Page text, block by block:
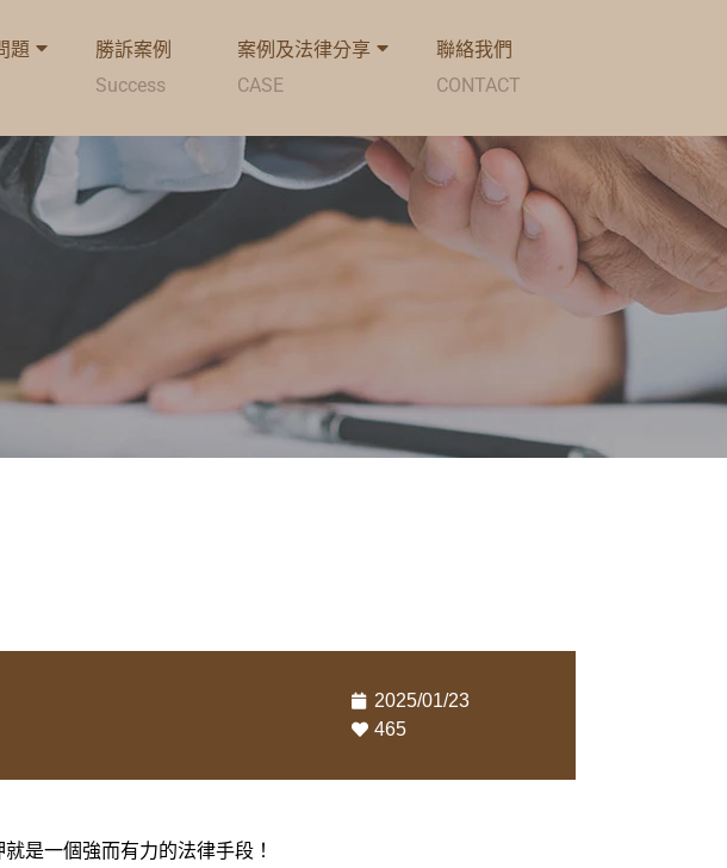
題
勝訴案例
Success
案例及法律分享
CASE
聯絡我們
CONTACT
2025/01/23
465
是一個強而有力的法律手段！